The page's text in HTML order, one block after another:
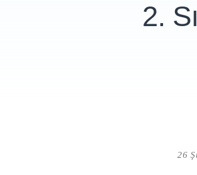
2.
26